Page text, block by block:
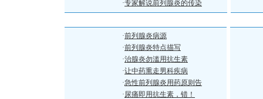
·专家解说前列腺炎的传染
·前列腺炎病源
·前列腺炎特点描写
·治腺炎勿滥用抗生素
·让中药熏走男科疾病
·急性前列腺炎用药原则告
·尿痛即用抗生素，错！